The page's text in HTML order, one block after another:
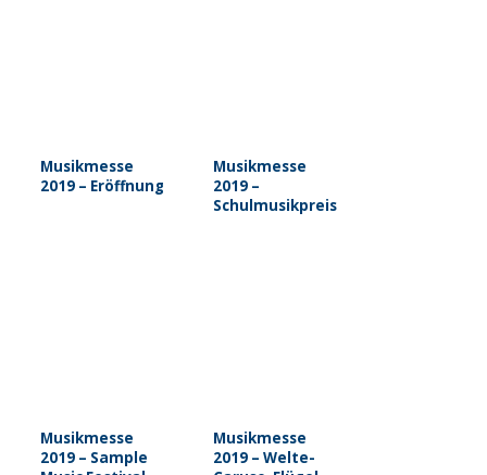
Musikmesse
2019 – Eröffnung
Musikmesse
2019 –
Schulmusikpreis
Musikmesse
2019 – Sample
Musikmesse
2019 – Welte-